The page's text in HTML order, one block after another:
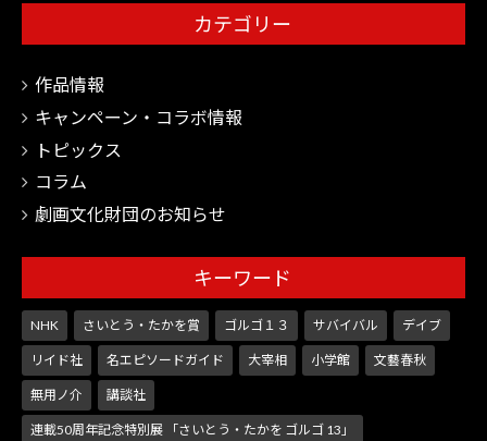
カテゴリー
作品情報
キャンペーン・コラボ情報
トピックス
コラム
劇画文化財団のお知らせ
キーワード
NHK さいとう・たかを賞 ゴルゴ１３ サバイバル デイブ
リイド社 名エピソードガイド 大宰相 小学館 文藝春秋
無用ノ介 講談社
連載50周年記念特別展 「さいとう・たかを ゴルゴ 13」